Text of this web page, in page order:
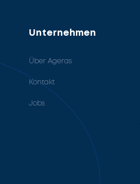
Unternehmen
Über Ageras
Kontakt
Jobs